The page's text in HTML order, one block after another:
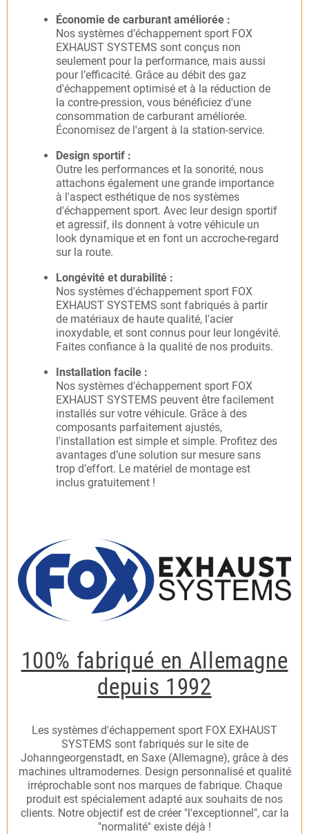
Économie de carburant améliorée :
Nos systèmes d’échappement sport FOX
EXHAUST SYSTEMS sont conçus non
seulement pour la performance, mais aussi
pour l’efficacité. Grâce au débit des gaz
d'échappement optimisé et à la réduction de
la contre-pression, vous bénéficiez d'une
consommation de carburant améliorée.
Économisez de l'argent à la station-service.
Design sportif :
Outre les performances et la sonorité, nous
attachons également une grande importance
à l'aspect esthétique de nos systèmes
d'échappement sport. Avec leur design sportif
et agressif, ils donnent à votre véhicule un
look dynamique et en font un accroche-regard
sur la route.
Longévité et durabilité :
Nos systèmes d'échappement sport FOX
EXHAUST SYSTEMS sont fabriqués à partir
de matériaux de haute qualité, l'acier
inoxydable, et sont connus pour leur longévité.
Faites confiance à la qualité de nos produits.
Installation facile :
Nos systèmes d'échappement sport FOX
EXHAUST SYSTEMS peuvent être facilement
installés sur votre véhicule. Grâce à des
composants parfaitement ajustés,
l'installation est simple et simple. Profitez des
avantages d’une solution sur mesure sans
trop d’effort. Le matériel de montage est
inclus gratuitement !
100% fabriqué en Allemagne
depuis 1992
Les systèmes d'échappement sport FOX EXHAUST
SYSTEMS sont fabriqués sur le site de
Johanngeorgenstadt, en Saxe (Allemagne), grâce à des
machines ultramodernes. Design personnalisé et qualité
irréprochable sont nos marques de fabrique. Chaque
produit est spécialement adapté aux souhaits de nos
clients. Notre objectif est de créer "l'exceptionnel", car la
"normalité" existe déjà !